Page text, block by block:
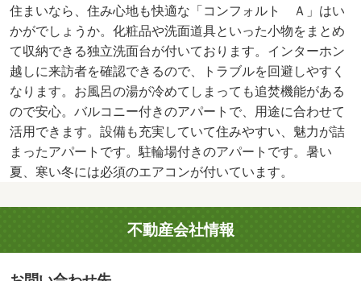
住まいなら、住み心地も快適な「コンフォルト Ａ」はい
かがでしょうか。化粧品や洗面道具といった小物をまとめ
て収納できる独立洗面台が付いております。インターホン
越しに来訪者を確認できるので、トラブルを回避しやすく
なります。お風呂の湯が冷めてしまっても追焚機能がある
ので安心。バルコニー付きのアパートで、用途に合わせて
活用できます。設備も充実していて住みやすい、魅力が詰
まったアパートです。駐輪場付きのアパートです。暑い
夏、寒い冬には必須のエアコンが付いています。
不動産会社情報